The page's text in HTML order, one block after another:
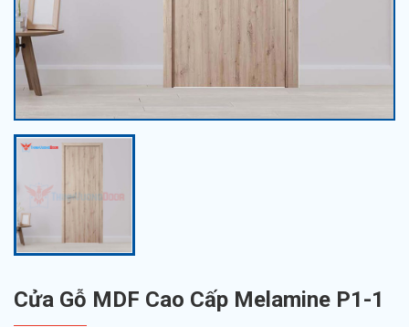
Cửa Gỗ MDF Cao Cấp Melamine P1-1